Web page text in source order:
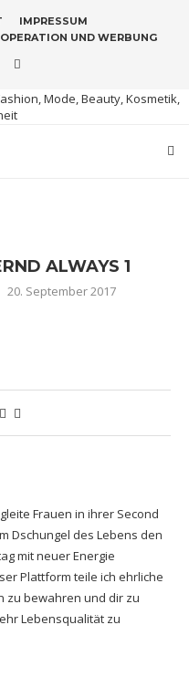
IMPRESSUM
UND WERBUNG
ALWAYS 1
20. September 2017
Frauen in ihrer Second
Dschungel des Lebens den
mit neuer Energie
Plattform teile ich ehrliche
zu bewahren und dir zu
Lebensqualität zu